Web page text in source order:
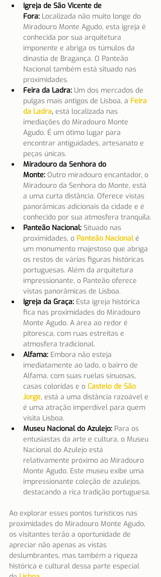
Igreja de São Vicente de
Fora: Localizada não muito longe do
Miradouro Monte Agudo, esta igreja é
conhecida por sua arquitetura
imponente e abriga os túmulos da
dinastia de Bragança. O Panteão
Nacional também está situado nas
proximidades.
Feira da Ladra: Um dos mercados de
pulgas mais antigos de Lisboa, a Feira
da Ladra, está localizada nas
imediações do Miradouro Monte
Agudo. É um ótimo lugar para
encontrar antiguidades, artesanato e
peças únicas.
Miradouro da Senhora do
Monte: Outro miradouro encantador, o
Miradouro da Senhora do Monte, está
a uma curta distância. Oferece vistas
panorâmicas adicionais da cidade e é
conhecido por sua atmosfera tranquila.
Panteão Nacional: Situado nas
proximidades, o Panteão Nacional é
um monumento majestoso que abriga
os restos de várias figuras históricas
portuguesas. Além da arquitetura
impressionante, o Panteão oferece
vistas panorâmicas de Lisboa.
Igreja da Graça: Esta igreja histórica
fica nas proximidades do Miradouro
Monte Agudo. A área ao redor é
pitoresca, com ruas estreitas e
atmosfera tradicional.
Alfama: Embora não esteja
imediatamente ao lado, o bairro de
Alfama, com suas ruelas sinuosas,
casas coloridas e o Castelo de São
Jorge, está a uma distância razoável e
é uma atração imperdível para quem
visita Lisboa.
Museu Nacional do Azulejo: Para os
entusiastas da arte e cultura, o Museu
Nacional do Azulejo está
relativamente próximo ao Miradouro
Monte Agudo. Este museu exibe uma
impressionante coleção de azulejos,
destacando a rica tradição portuguesa.
Ao explorar esses pontos turísticos nas
proximidades do Miradouro Monte Agudo,
os visitantes terão a oportunidade de
apreciar não apenas as vistas
deslumbrantes, mas também a riqueza
histórica e cultural dessa parte especial